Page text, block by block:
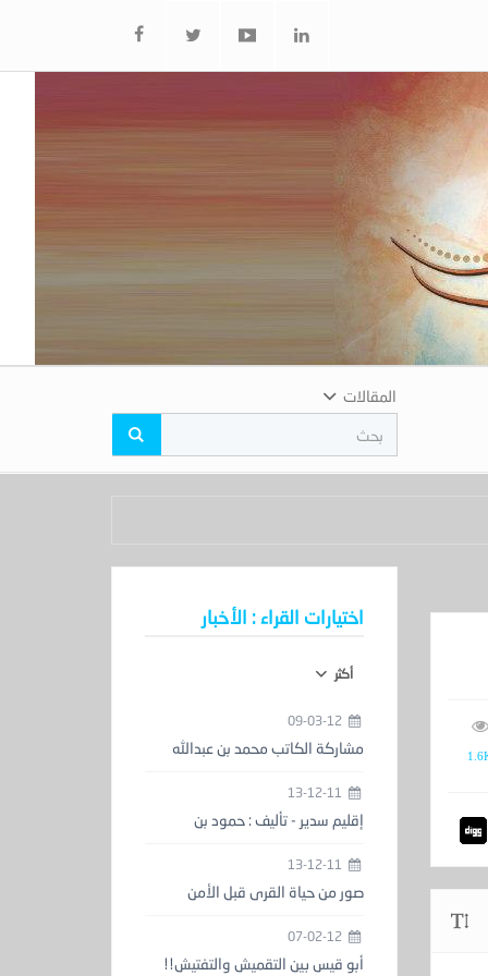
المقالات
اختيارات القراء : الأخبار
أكثر
09-03-12
مشاركة الكاتب محمد بن عبدالله
إقليم سدير - تأليف : حمود بن
صور من حياة القرى قبل الأمن
07-02-12
أبو قيس بين التقميش والتفتيش!!